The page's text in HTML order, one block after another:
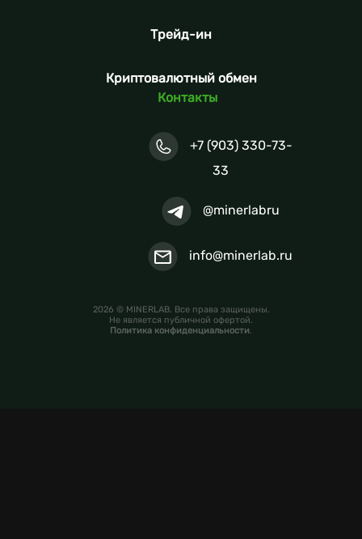
Трейд-ин
Криптовалютный обмен
Контакты
+7 (903) 330-73-
33
@minerlabru
info@minerlab.ru
2026 © MINERLAB. Все права защищены.
Не является публичной офертой.
Политика конфиденциальности.